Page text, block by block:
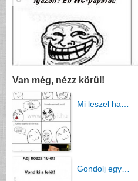
Van még, nézz körül!
Mi leszel ha…
Gondolj egy…